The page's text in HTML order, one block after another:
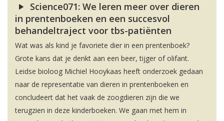
Science071: We leren meer over dieren
in prentenboeken en een succesvol
behandeltraject voor tbs-patiënten
Wat was als kind je favoriete dier in een prentenboek?
Grote kans dat je denkt aan een beer, tijger of olifant.
Leidse bioloog Michiel Hooykaas heeft onderzoek gedaan
naar de representatie van dieren in prentenboeken en
concludeert dat het vaak de zoogdieren zijn die we
terugzien in deze kinderboeken. We gaan met hem in